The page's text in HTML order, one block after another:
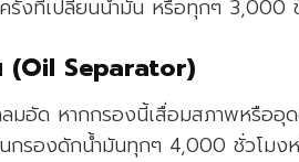
งที่เปลี่ยนน้ำมัน หรือทุกๆ 3,000
(Oil Separator)
อัด หากกรองนี้เสื่อมสภาพหรืออุ
กรองดักน้ำมันทุกๆ 4,000 ชั่วโมง